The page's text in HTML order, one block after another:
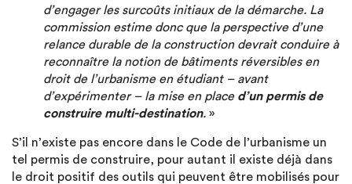
d’engager les surcoûts initiaux de la démarche. La
commission estime donc que la perspective d’une
relance durable de la construction devrait conduire à
reconnaître la notion de bâtiments réversibles en
droit de l’urbanisme en étudiant – avant
d’expérimenter – la mise en place d’un permis de
construire multi-destination. »
S’il n’existe pas encore dans le Code de l’urbanisme un
tel permis de construire, pour autant il existe déjà dans
le droit positif des outils qui peuvent être mobilisés pour